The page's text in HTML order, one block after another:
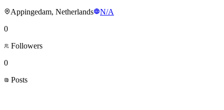
Appingedam, Netherlands
N/A
0
Followers
0
Posts